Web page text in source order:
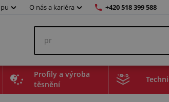
O nás a kariéra +420 518 399 588
Profily a výroba
těsnění